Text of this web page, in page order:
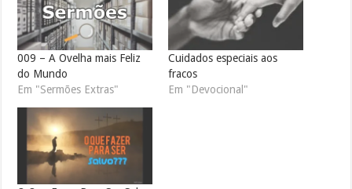
009 – A Ovelha mais Feliz
do Mundo
Em "Sermões Extras"
Cuidados especiais aos
fracos
Em "Devocional"